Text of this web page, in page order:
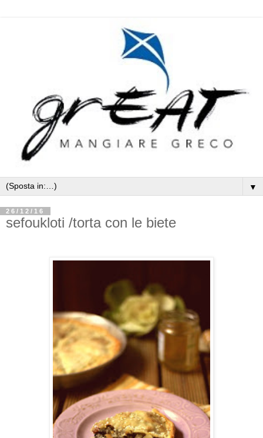
▼
26/12/16
sefoukloti /torta con le biete